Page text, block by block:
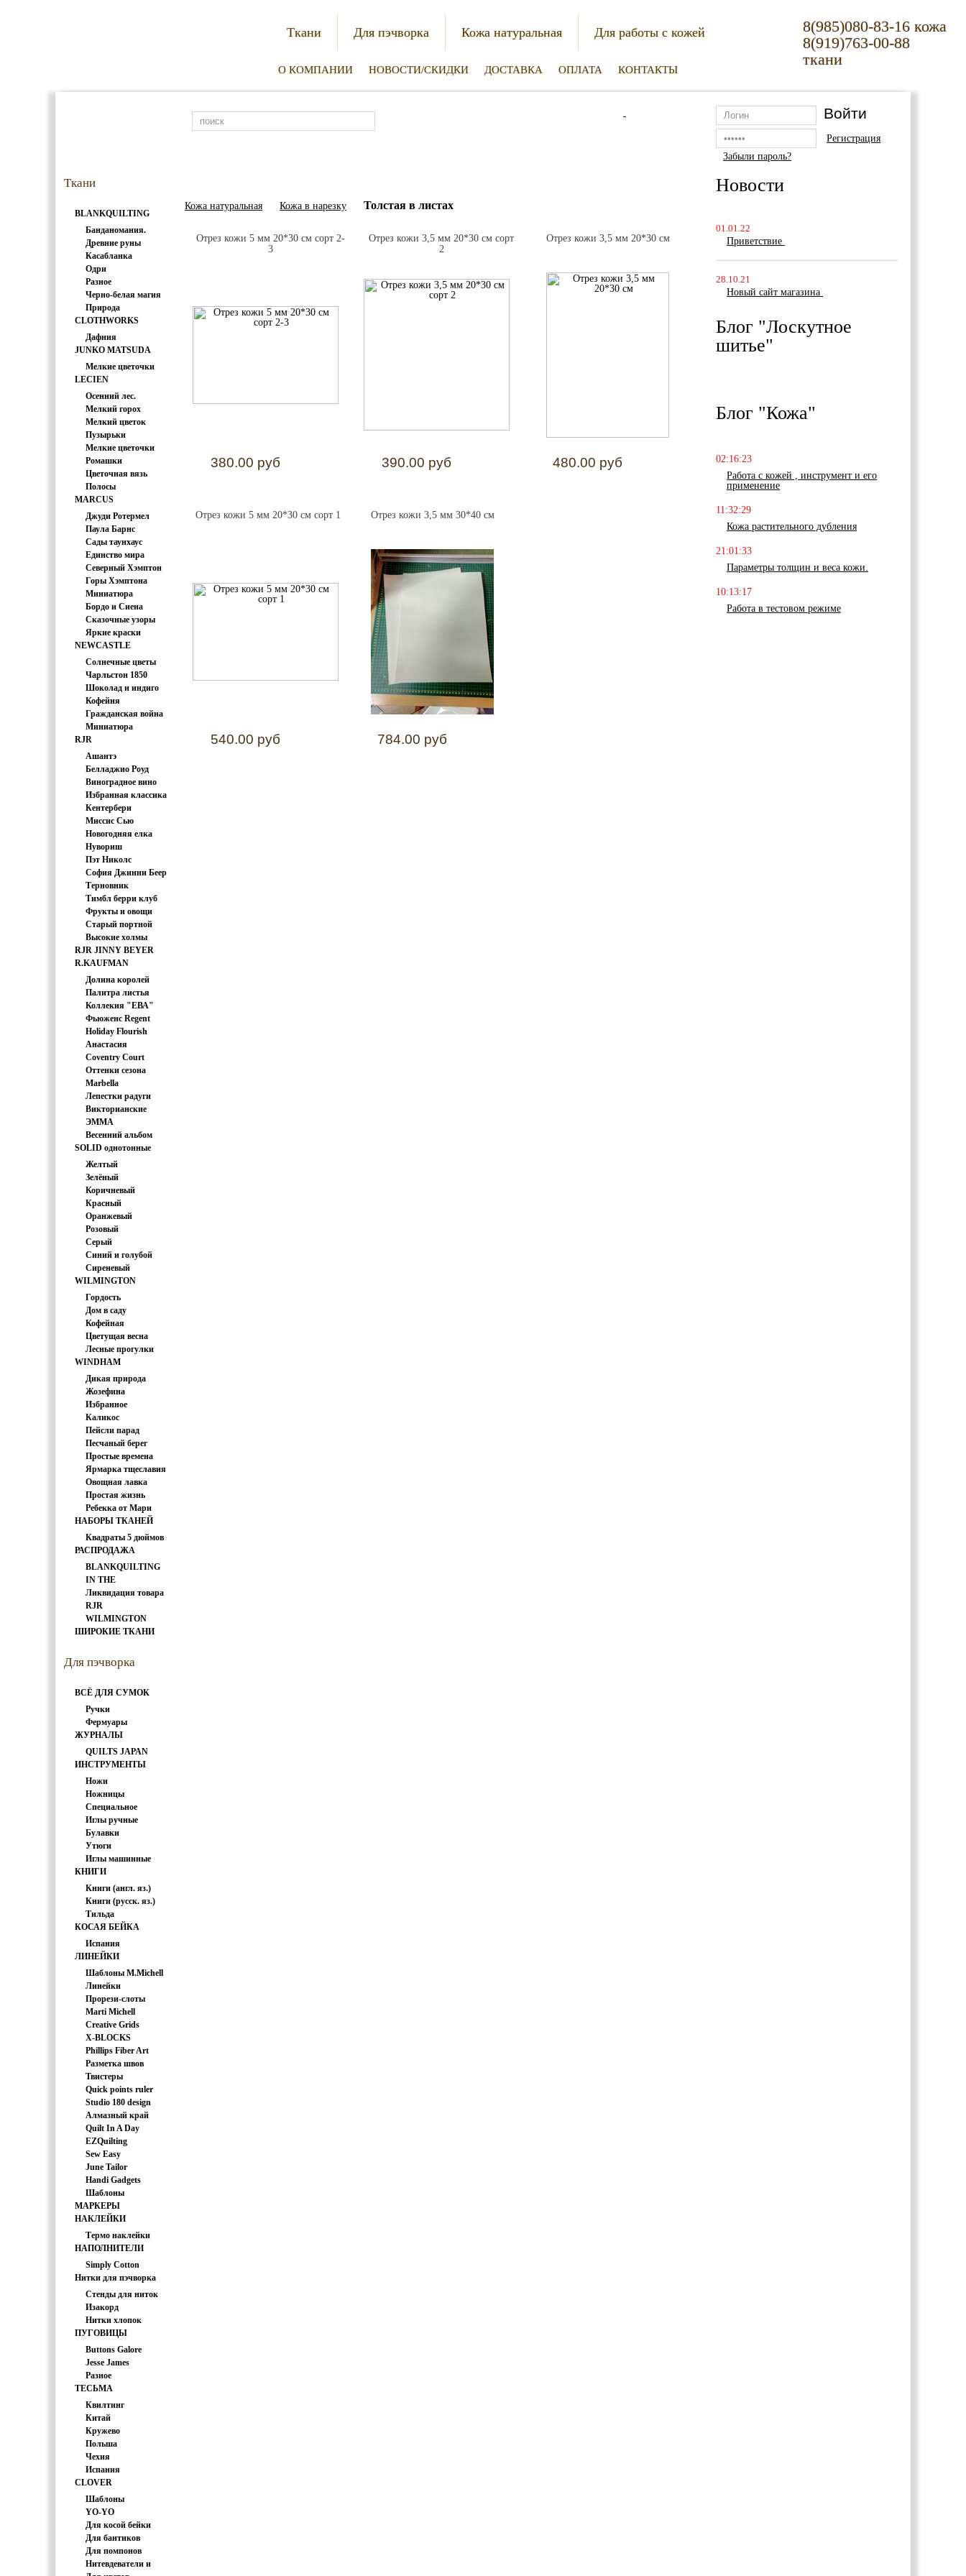
Ткани Для пэчворка Кожа натуральная Для работы с кожей
8(985)080-83-16 кожа
8(919)763-00-88
ткани
О КОМПАНИИ НОВОСТИ/СКИДКИ ДОСТАВКА ОПЛАТА КОНТАКТЫ
Ткани
BLANKQUILTING
Банданомания.
Древние руны
Касабланка
Одри
Разное
Черно-белая магия
Природа
CLOTHWORKS
Дафния
JUNKO MATSUDA
Мелкие цветочки
LECIEN
Осенний лес.
Мелкий горох
Мелкий цветок
Пузырьки
Мелкие цветочки
Ромашки
Цветочная вязь
Полосы
MARCUS
Джуди Ротермел
Паула Барнс
Сады таунхаус
Единство мира
Северный Хэмптон
Горы Хэмптона
Миниатюра
Бордо и Сиена
Сказочные узоры
Яркие краски
NEWCASTLE
FABRICS
Солнечные цветы
Чарльстон 1850
Шоколад и индиго
Кофейня
Гражданская война
Миниатюра
RJR
Ашантэ
Белладжио Роуд
Виноградное вино
Избранная классика
Кентербери
Хасегаева
Миссис Сью
Новогодняя елка
Нувориш
Пэт Николс
София Джинни Беер
Терновник
Тимбл берри клуб
Фрукты и овощи
Старый портной
Высокие холмы
RJR JINNY BEYER
R.KAUFMAN
Долина королей
Палитра листья
Коллекия "ЕВА"
Japan
Фьюженс Regent
Holiday Flourish
Анастасия
Coventry Court
Оттенки сезона
Marbella
Лепестки радуги
Викторианские
розочки.
ЭММА
Весенний альбом
SOLID однотонные
ткани
Желтый
Зелёный
Коричневый
Красный
Оранжевый
Розовый
Серый
Синий и голубой
Сиреневый
WILMINGTON
PRINTS
Гордость
Дом в саду
Кофейная
Цветущая весна
Лесные прогулки
WINDHAM
FABRICS
Дикая природа
Жозефина
Избранное
Каликос
Пейсли парад
Песчаный берег
Простые времена
Ярмарка тщеславия
Овощная лавка
Простая жизнь
Ребекка от Мари
Коваль
НАБОРЫ ТКАНЕЙ
Квадраты 5 дюймов
РАСПРОДАЖА
BLANKQUILTING
IN THE
BEGINNING
Ликвидация товара
RJR
WILMINGTON
ШИРОКИЕ ТКАНИ
Для пэчворка
ВСЁ ДЛЯ СУМОК
Ручки
Фермуары
ЖУРНАЛЫ
QUILTS JAPAN
ИНСТРУМЕНТЫ
Ножи
Ножницы
Специальное
Иглы ручные
Булавки
Утюги
Иглы машинные
КНИГИ
Книги (англ. яз.)
Книги (русск. яз.)
Тильда
КОСАЯ БЕЙКА
Испания
ЛИНЕЙКИ
Шаблоны M.Michell
Линейки
Прорези-слоты
Marti Michell
Creative Grids
X-BLOCKS
Phillips Fiber Art
Разметка швов
Твистеры
Quick points ruler
Studio 180 design
Алмазный край
Quilt In A Day
EZQuilting
Sew Easy
June Tailor
Handi Gadgets
Шаблоны
МАРКЕРЫ
НАКЛЕЙКИ
Термо наклейки
НАПОЛНИТЕЛИ
Simply Cotton
(США)
Нитки для пэчворка
Стенды для ниток
Изакорд
мультиколор
Нитки хлопок
ПУГОВИЦЫ
Buttons Galore
Jesse James
Разное
ТЕСЬМА
Квилтинг
Китай
Кружево
Польша
Чехия
Испания
CLOVER
Шаблоны
YO-YO
Для косой бейки
Для бантиков
Для помпонов
Нитевдеватели и
Регистрация
Забыли пароль?
Новости
01.01.22
Приветствие
28.10.21
Новый сайт магазина
Блог "Лоскутное
шитье"
Блог "Кожа"
02:16:23
Работа с кожей , инструмент и его
применение
11:32:29
Кожа растительного дубления
21:01:33
Параметры толщин и веса кожи.
10:13:17
Работа в тестовом режиме
Кожа натуральная Кожа в нарезку Толстая в листах
Отрез кожи 5 мм 20*30 см сорт 2-
3
380.00 руб
Отрез кожи 3,5 мм 20*30 см сорт
2
390.00 руб
Отрез кожи 3,5 мм 20*30 см
480.00 руб
Отрез кожи 5 мм 20*30 см сорт 1
540.00 руб
Отрез кожи 3,5 мм 30*40 см
784.00 руб